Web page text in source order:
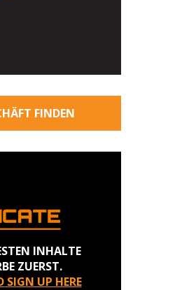
FINDEN
INHALTE
ZUERST.
SIGN UP HERE